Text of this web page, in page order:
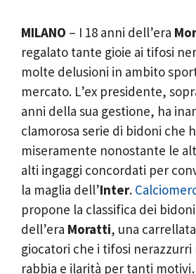
MILANO – I 18 anni dell’era
regalato tante gioie ai tifosi
molte delusioni in ambito
mercato. L’ex presidente,
anni della sua gestione, ha
clamorosa serie di bidoni che
miseramente nonostante le
alti ingaggi concordati per
la maglia dell’Inter.
propone la classifica dei
dell’era Moratti, una
giocatori che i tifosi
rabbia e ilarità per tanti